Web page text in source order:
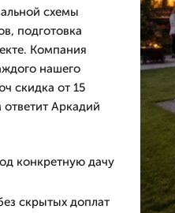
схемы
подготовка
Компания
нашего
скидка от 15
Аркадий
конкретную дачу
скрытых доплат